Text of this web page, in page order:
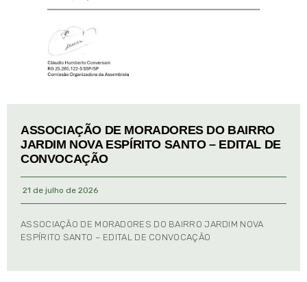
ASSOCIAÇÃO DE MORADORES DO BAIRRO
JARDIM NOVA ESPÍRITO SANTO – EDITAL DE
CONVOCAÇÃO
21 de julho de 2026
ASSOCIAÇÃO DE MORADORES DO BAIRRO JARDIM NOVA
ESPÍRITO SANTO – EDITAL DE CONVOCAÇÃO